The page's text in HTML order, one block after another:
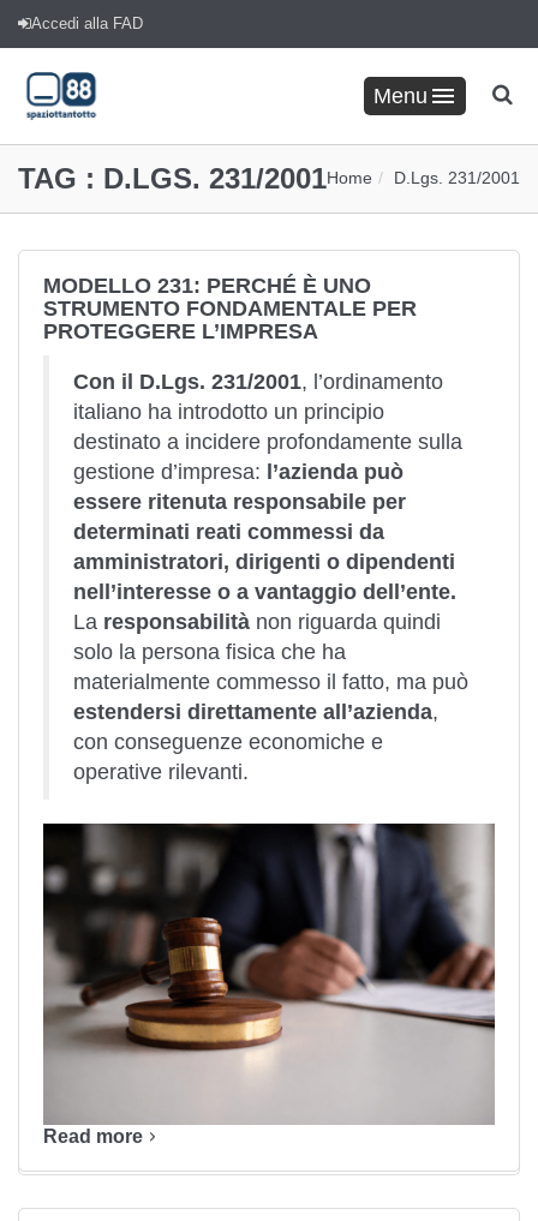
Accedi alla FAD
Menu
TAG : D.LGS. 231/2001Home D.Lgs. 231/2001
MODELLO 231: PERCHÉ È UNO
STRUMENTO FONDAMENTALE PER
PROTEGGERE L’IMPRESA
Con il D.Lgs. 231/2001, l’ordinamento
italiano ha introdotto un principio
destinato a incidere profondamente sulla
gestione d’impresa: l’azienda può
essere ritenuta responsabile per
determinati reati commessi da
amministratori, dirigenti o dipendenti
nell’interesse o a vantaggio dell’ente.
La responsabilità non riguarda quindi
solo la persona fisica che ha
materialmente commesso il fatto, ma può
estendersi direttamente all’azienda,
con conseguenze economiche e
operative rilevanti.
Read more